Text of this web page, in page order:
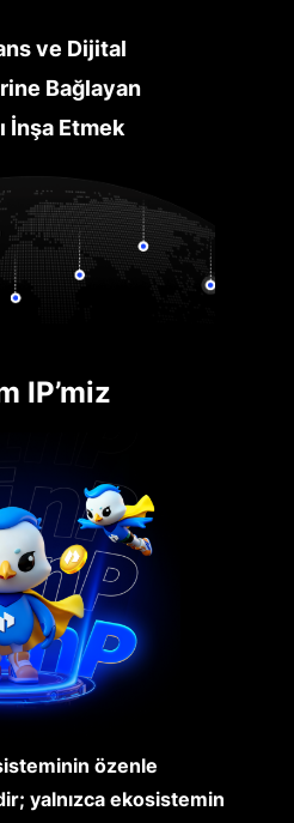
ve Dijital
Bağlayan
İnşa Etmek
IP’miz
özenle
yalnızca ekosistemin